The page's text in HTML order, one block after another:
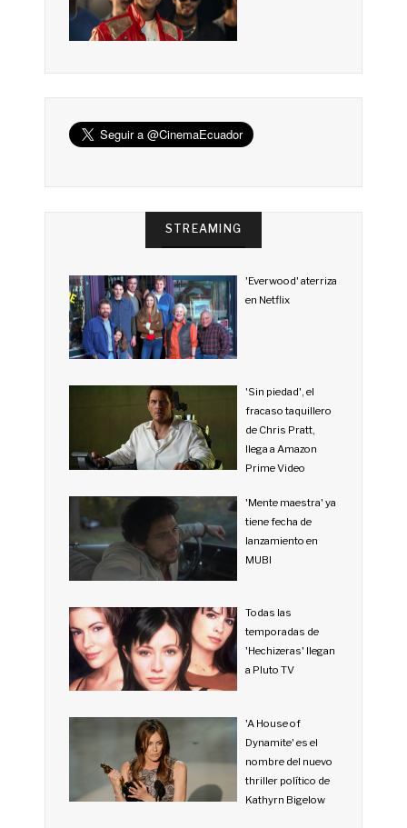
STREAMING
'Everwood' aterriza
en Netflix
'Sin piedad', el
fracaso taquillero
de Chris Pratt,
llega a Amazon
Prime Video
'Mente maestra' ya
tiene fecha de
lanzamiento en
MUBI
Todas las
temporadas de
'Hechizeras' llegan
a Pluto TV
'A House of
Dynamite' es el
nombre del nuevo
thriller político de
Kathyrn Bigelow